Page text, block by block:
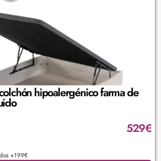
hipoalergénico farma de
529€
+199€